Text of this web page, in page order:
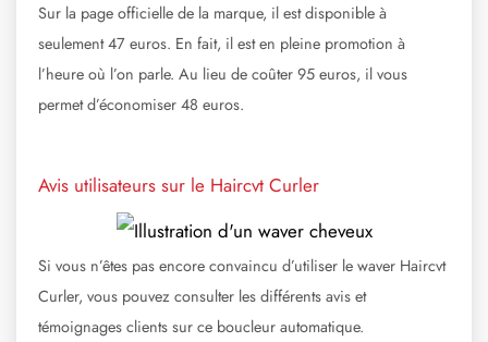
Sur la page officielle de la marque, il est disponible à
seulement 47 euros. En fait, il est en pleine promotion à
l’heure où l’on parle. Au lieu de coûter 95 euros, il vous
permet d’économiser 48 euros.
Avis utilisateurs sur le Haircvt Curler
Si vous n’êtes pas encore convaincu d’utiliser le waver Haircvt
Curler, vous pouvez consulter les différents avis et
témoignages clients sur ce boucleur automatique.